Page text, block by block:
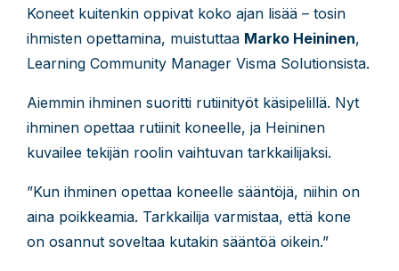
Koneet kuitenkin oppivat koko ajan lisää – tosin
ihmisten opettamina, muistuttaa Marko Heininen,
Learning Community Manager Visma Solutionsista.
Aiemmin ihminen suoritti rutiinityöt käsipelillä. Nyt
ihminen opettaa rutiinit koneelle, ja Heininen
kuvailee tekijän roolin vaihtuvan tarkkailijaksi.
”Kun ihminen opettaa koneelle sääntöjä, niihin on
aina poikkeamia. Tarkkailija varmistaa, että kone
on osannut soveltaa kutakin sääntöä oikein.”